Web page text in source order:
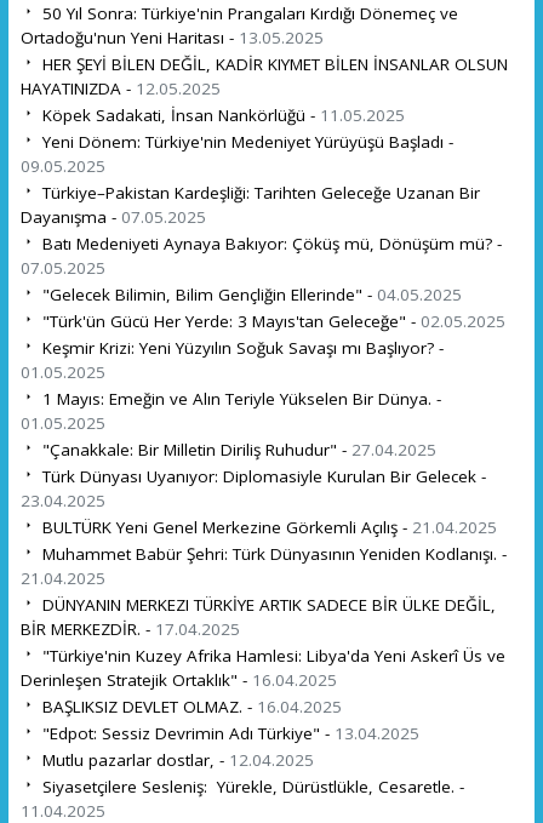
50 Yıl Sonra: Türkiye'nin Prangaları Kırdığı Dönemeç ve
Ortadoğu'nun Yeni Haritası - 13.05.2025
HER ŞEYİ BİLEN DEĞİL, KADİR KIYMET BİLEN İNSANLAR OLSUN
HAYATINIZDA - 12.05.2025
Köpek Sadakati, İnsan Nankörlüğü - 11.05.2025
Yeni Dönem: Türkiye'nin Medeniyet Yürüyüşü Başladı -
09.05.2025
Türkiye–Pakistan Kardeşliği: Tarihten Geleceğe Uzanan Bir
Dayanışma - 07.05.2025
Batı Medeniyeti Aynaya Bakıyor: Çöküş mü, Dönüşüm mü? -
07.05.2025
"Gelecek Bilimin, Bilim Gençliğin Ellerinde" - 04.05.2025
"Türk'ün Gücü Her Yerde: 3 Mayıs'tan Geleceğe" - 02.05.2025
Keşmir Krizi: Yeni Yüzyılın Soğuk Savaşı mı Başlıyor? -
01.05.2025
1 Mayıs: Emeğin ve Alın Teriyle Yükselen Bir Dünya. -
01.05.2025
"Çanakkale: Bir Milletin Diriliş Ruhudur" - 27.04.2025
Türk Dünyası Uyanıyor: Diplomasiyle Kurulan Bir Gelecek -
23.04.2025
BULTÜRK Yeni Genel Merkezine Görkemli Açılış - 21.04.2025
Muhammet Babür Şehri: Türk Dünyasının Yeniden Kodlanışı. -
21.04.2025
DÜNYANIN MERKEZI TÜRKİYE ARTIK SADECE BİR ÜLKE DEĞİL,
BİR MERKEZDİR. - 17.04.2025
"Türkiye'nin Kuzey Afrika Hamlesi: Libya'da Yeni Askerî Üs ve
Derinleşen Stratejik Ortaklık" - 16.04.2025
BAŞLIKSIZ DEVLET OLMAZ. - 16.04.2025
"Edpot: Sessiz Devrimin Adı Türkiye" - 13.04.2025
Mutlu pazarlar dostlar, - 12.04.2025
Siyasetçilere Sesleniş: Yürekle, Dürüstlükle, Cesaretle. -
11.04.2025